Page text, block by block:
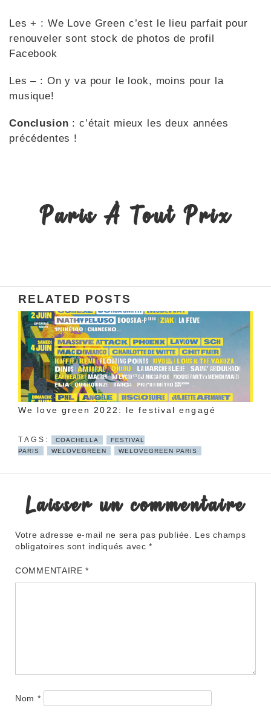
Les + : We Love Green c’est le lieu parfait pour
renouveler sont stock de photos de profil
Facebook
Les – : On y va pour le look, moins pour la
musique!
Conclusion : c’était mieux les deux années
précédentes !
Paris À Tout Prix
RELATED POSTS
We love green 2022: le festival engagé
COACHELLA
FESTIVAL
PARIS
WELOVEGREEN WELOVEGREEN PARIS
Laisser un commentaire
Votre adresse e-mail ne sera pas publiée. Les champs
obligatoires sont indiqués avec*
COMMENTAIRE*
Nom *